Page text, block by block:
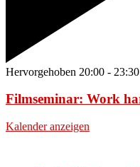
Hervorgehoben 20:00 - 23:30
Filmseminar: Work
Kalender anzeigen